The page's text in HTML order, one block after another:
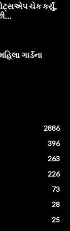
ચેક કર્યું,
ગાર્ડના
2886
396
263
226
73
28
25